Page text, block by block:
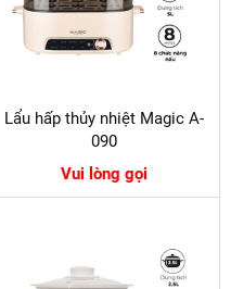
Lẩu hấp thủy nhiệt Magic A-
090
Vui lòng gọi